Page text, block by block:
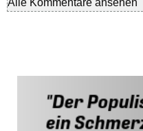
Alle Kommentare ansehen